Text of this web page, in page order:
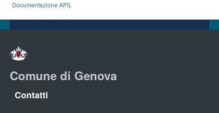
Documentazione API).
Comune di Genova
Contatti